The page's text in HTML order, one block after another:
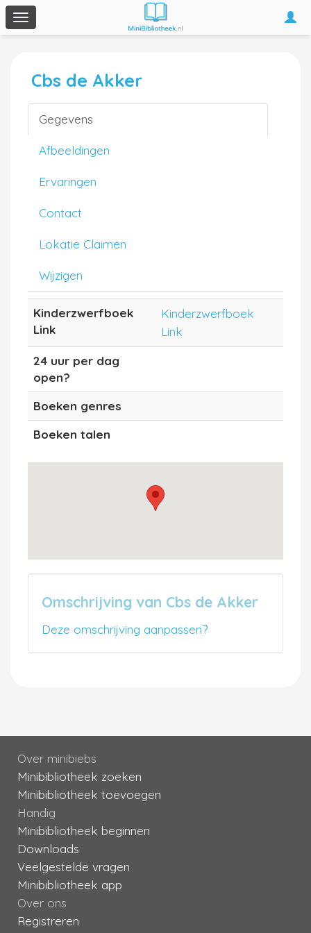
Toggle
navigation
Cbs de Akker
Gegevens
Afbeeldingen
Ervaringen
Contact
Lokatie Claimen
Wijzigen
Kinderzwerfboek
Link
Kinderzwerfboek
Link
24 uur per dag
open?
Boeken genres
Boeken talen
Omschrijving van Cbs de Akker
Deze omschrijving aanpassen?
Over minibiebs
Minibibliotheek zoeken
Minibibliotheek toevoegen
Handig
Minibibliotheek beginnen
Downloads
Veelgestelde vragen
Minibibliotheek app
Over ons
Registreren